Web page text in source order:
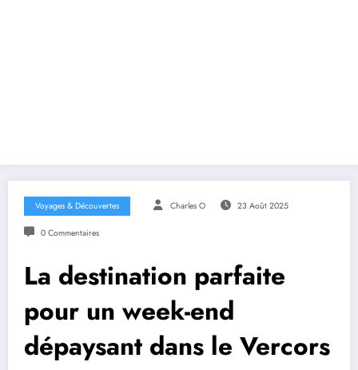
Voyages & Découvertes Charles O 23 Août 2025
0 Commentaires
La destination parfaite
pour un week-end
dépaysant dans le Vercors